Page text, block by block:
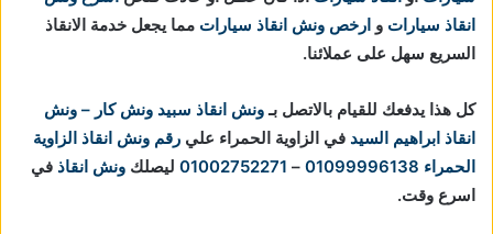
انقاذ سيارات و ارخص ونش انقاذ سيارات مما يجعل خدمة الانقاذ
السريع سهل على عملائنا.
كل هذا يدفعك للقيام بالاتصل بـونش انقاذ سبيد ونش كار – ونش
انقاذ ابراهيم السيد في الزاوية الحمراء علي رقم ونش انقاذ الزاوية
الحمراء 01099996138
–
01002752271 ليصلك ونش انقاذ في
اسرع وقت.